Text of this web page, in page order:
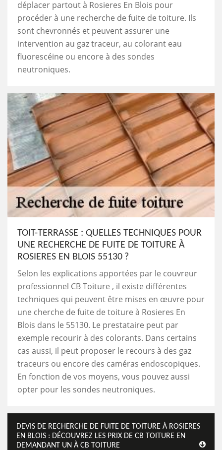
déplacer partout à Rosieres En Blois pour
procéder à une recherche de fuite de toiture. Ils
sont chevronnés et peuvent assurer une
intervention au gaz traceur, au colorant eau
fluorescéine ou encore à des sondes
neutroniques.
TOIT-TERRASSE : QUELLES TECHNIQUES POUR
UNE RECHERCHE DE FUITE DE TOITURE À
ROSIERES EN BLOIS 55130 ?
Selon les explications apportées par le couvreur
professionnel CB Toiture , il existe différentes
techniques qui peuvent être mises en œuvre pour
une cherche de fuite de toiture à Rosieres En
Blois dans le 55130. Le prestataire peut par
exemple recourir à des colorants. Dans certains
cas aussi, il peut proposer le recours à des gaz
traceurs ou encore des caméras endoscopiques.
En fonction de vos moyens, vous pouvez aussi
opter pour les sondes neutroniques.
DEVIS DE RECHERCHE DE FUITE DE TOITURE À ROSIERES
EN BLOIS : DÉCOUVREZ LES PRIX DE CB TOITURE EN
DEMANDANT UN À CB TOITURE